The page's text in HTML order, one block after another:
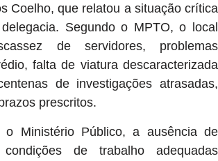
Coelho, que relatou a situação crítica
Segundo o MPTO, o local
de servidores, problemas
falta de viatura descaracterizada
de investigações atrasadas,
prescritos.
o Ministério Público, a ausência de
de trabalho adequadas